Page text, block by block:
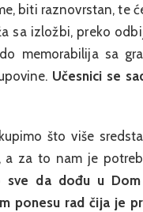
biti raznovrstan, te
sa izložbi, preko
memorabilija sa
Učesnici se
što više
za to nam je
sve da dođu u
ponesu rad čija je